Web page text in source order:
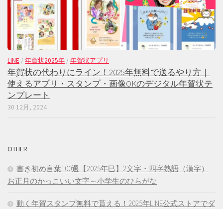
LINE / 年賀状2025年 / 年賀状アプリ
年賀状の代わりにライン！2025年無料で送るやり方｜
使えるアプリ・スタンプ・画像OKのデジタル年賀状テ
ンプレート
30 12月, 2024
OTHER
書き初め言葉100選【2025年巳】2文字・四字熟語（漢字）
お正月のかっこいい文字～小学生のひらがな
動く年賀スタンプ無料で貰える！2025年LINE公式ストアでダ